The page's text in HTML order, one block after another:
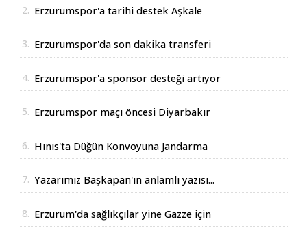
2. Erzurumspor'a tarihi destek Aşkale
3. Erzurumspor'da son dakika transferi
4. Erzurumspor'a sponsor desteği artıyor
5. Erzurumspor maçı öncesi Diyarbakır
6. Hınıs'ta Düğün Konvoyuna Jandarma
7. Yazarımız Başkapan'ın anlamlı yazısı...
8. Erzurum'da sağlıkçılar yine Gazze için